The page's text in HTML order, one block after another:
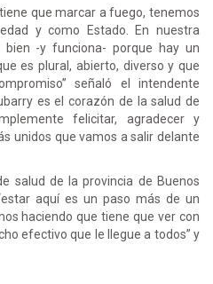
que marcar a fuego, tenemos
y como Estado. En nuestra
-y funciona- porque hay un
es plural, abierto, diverso y que
señaló el intendente
es el corazón de la salud de
felicitar, agradecer y
unidos que vamos a salir delante
salud de la provincia de Buenos
aquí es un paso más de un
haciendo que tiene que ver con
efectivo que le llegue a todos” y